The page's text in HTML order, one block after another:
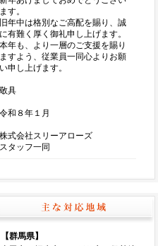
【群馬県】